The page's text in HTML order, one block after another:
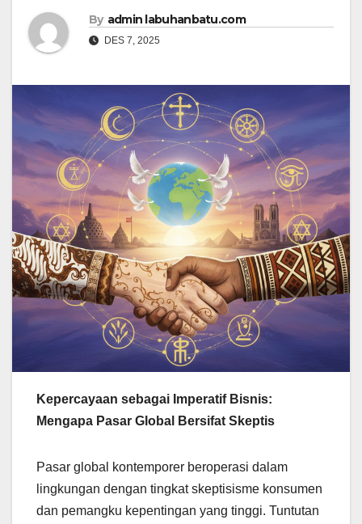
By admin labuhanbatu.com
DES 7, 2025
Kepercayaan sebagai Imperatif Bisnis:
Mengapa Pasar Global Bersifat Skeptis
Pasar global kontemporer beroperasi dalam
lingkungan dengan tingkat skeptisisme konsumen
dan pemangku kepentingan yang tinggi. Tuntutan